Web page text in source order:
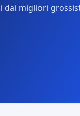
migliori